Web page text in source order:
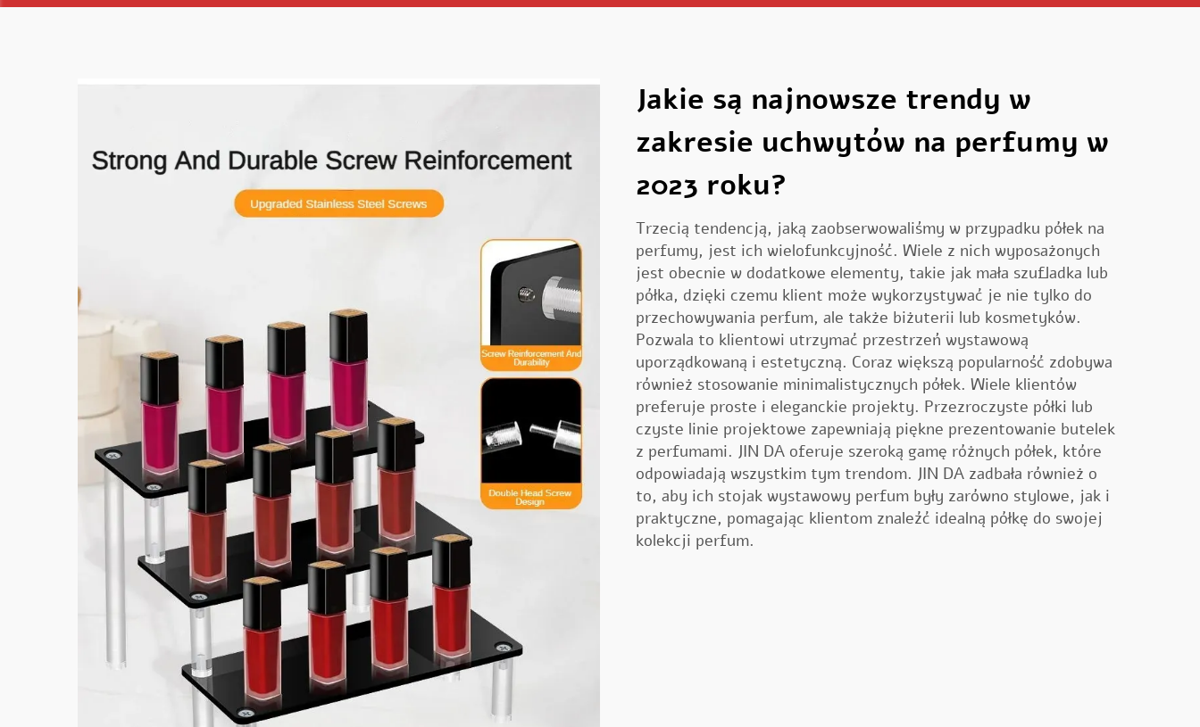
Jakie są najnowsze trendy w
zakresie uchwytów na perfumy w
2023 roku?
Trzecią tendencją, jaką zaobserwowaliśmy w przypadku półek na
perfumy, jest ich wielofunkcyjność. Wiele z nich wyposażonych
jest obecnie w dodatkowe elementy, takie jak mała szufladka lub
półka, dzięki czemu klient może wykorzystywać je nie tylko do
przechowywania perfum, ale także biżuterii lub kosmetyków.
Pozwala to klientowi utrzymać przestrzeń wystawową
uporządkowaną i estetyczną. Coraz większą popularność zdobywa
również stosowanie minimalistycznych półek. Wiele klientów
preferuje proste i eleganckie projekty. Przezroczyste półki lub
czyste linie projektowe zapewniają piękne prezentowanie butelek
z perfumami. JIN DA oferuje szeroką gamę różnych półek, które
odpowiadają wszystkim tym trendom. JIN DA zadbała również o
to, aby ich stojak wystawowy perfum były zarówno stylowe, jak i
praktyczne, pomagając klientom znaleźć idealną półkę do swojej
kolekcji perfum.